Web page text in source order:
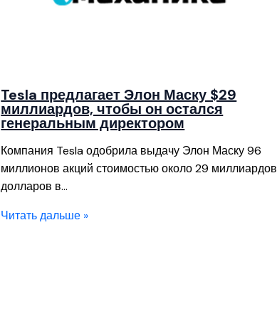
Tesla предлагает Элон Маску $29
миллиардов, чтобы он остался
генеральным директором
Компания Tesla одобрила выдачу Элон Маску 96
миллионов акций стоимостью около 29 миллиардов
долларов в…
Читать дальше »